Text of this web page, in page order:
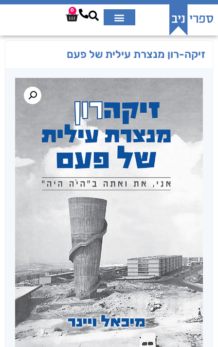
0
זיקה-רון מנצרת עילית של פעם